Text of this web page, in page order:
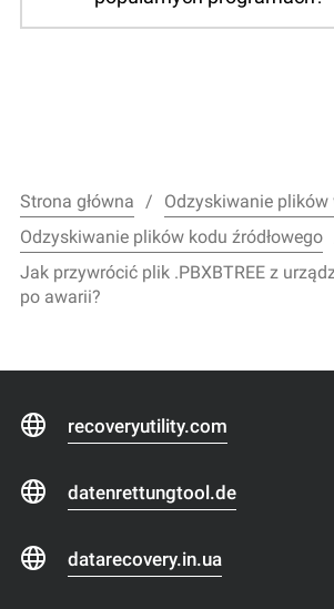
Strona główna
Odzyskiwanie plików
Odzyskiwanie plików kodu źródłowego
Jak przywrócić plik .PBXBTREE z
po awarii?
recoveryutility.com
datenrettungtool.de
datarecovery.in.ua